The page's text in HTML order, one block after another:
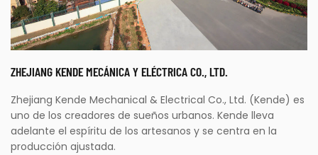
ZHEJIANG KENDE MECÁNICA Y ELÉCTRICA CO., LTD.
Zhejiang Kende Mechanical & Electrical Co., Ltd. (Kende) es
uno de los creadores de sueños urbanos. Kende lleva
adelante el espíritu de los artesanos y se centra en la
producción ajustada.